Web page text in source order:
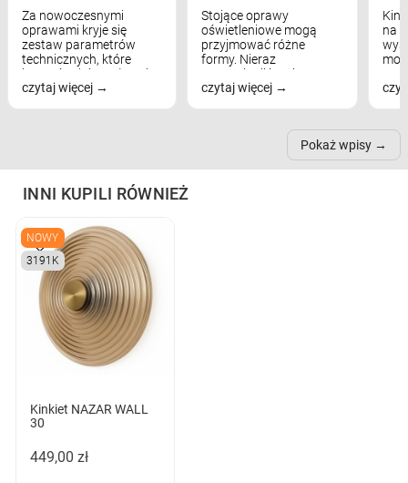
Za nowoczesnymi
oprawami kryje się
zestaw parametrów
technicznych, które
bezpośrednio wpływają
na komfort widzenia,
czytaj więcej
Stojące oprawy
oświetleniowe mogą
przyjmować różne
formy. Nieraz
wspominaliśmy już
modele na łukowych
nich może przydać się w
czytaj więcej
na
Pokaż wpisy
INNI KUPILI RÓWNIEŻ
NOWY
3191K
Kinkiet NAZAR WALL
30
449,00 zł